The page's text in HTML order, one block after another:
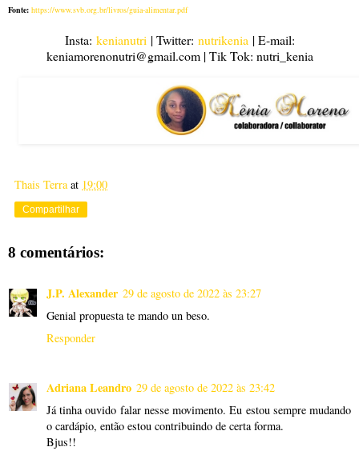
Fonte: https://www.svb.org.br/livros/guia-alimentar.pdf
Insta: kenianutri| Twitter: nutrikenia| E-mail:
keniamorenonutri@gmail.com | Tik Tok: nutri_kenia
Thais Terra at 19:00
Compartilhar
8 comentários:
J.P. Alexander 29 de agosto de 2022 às 23:27
Genial propuesta te mando un beso.
Responder
Adriana Leandro 29 de agosto de 2022 às 23:42
Já tinha ouvido falar nesse movimento. Eu estou sempre mudando
o cardápio, então estou contribuindo de certa forma.
Bjus!!